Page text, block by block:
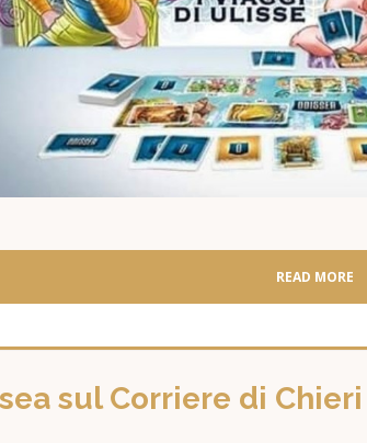
READ MORE
sul Corriere di Chieri